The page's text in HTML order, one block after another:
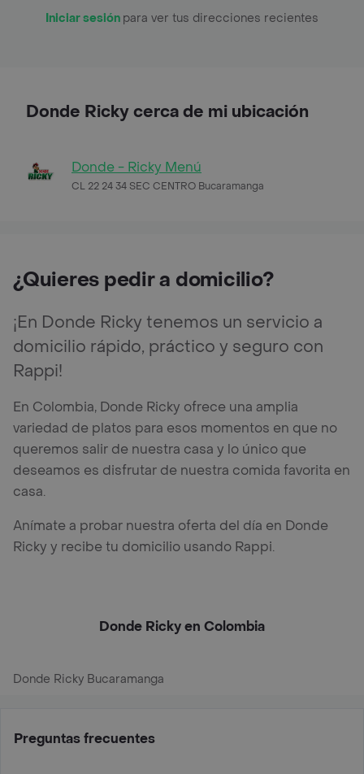
Iniciar sesión para ver tus direcciones recientes
Donde Ricky cerca de mi ubicación
Donde - Ricky Menú
CL 22 24 34 SEC CENTRO Bucaramanga
¿Quieres pedir a domicilio?
¡En Donde Ricky tenemos un servicio a
domicilio rápido, práctico y seguro con
Rappi!
En Colombia, Donde Ricky ofrece una amplia
variedad de platos para esos momentos en que no
queremos salir de nuestra casa y lo único que
deseamos es disfrutar de nuestra comida favorita en
casa.
Anímate a probar nuestra oferta del día en Donde
Ricky y recibe tu domicilio usando Rappi.
Donde Ricky en Colombia
Donde Ricky Bucaramanga
Preguntas frecuentes